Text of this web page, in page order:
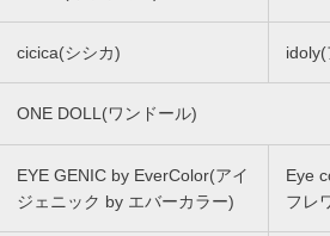
cicica(シシカ)
ONE DOLL(ワンドール)
EYE GENIC by EverColor(アイ
ジェニック by エバーカラー)
Eye
フレ